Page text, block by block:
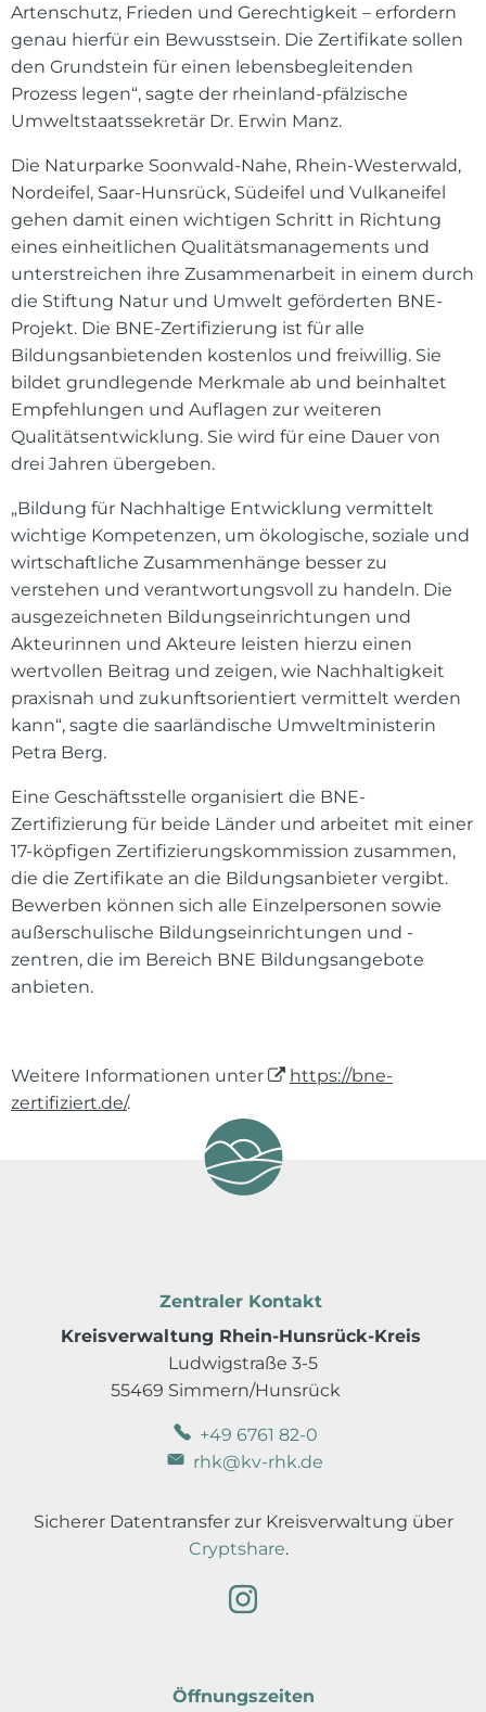
Artenschutz, Frieden und Gerechtigkeit – erfordern
genau hierfür ein Bewusstsein. Die Zertifikate sollen
den Grundstein für einen lebensbegleitenden
Prozess legen“, sagte der rheinland-pfälzische
Umweltstaatssekretär Dr. Erwin Manz.
Die Naturparke Soonwald-Nahe, Rhein-Westerwald,
Nordeifel, Saar-Hunsrück, Südeifel und Vulkaneifel
gehen damit einen wichtigen Schritt in Richtung
eines einheitlichen Qualitätsmanagements und
unterstreichen ihre Zusammenarbeit in einem durch
die Stiftung Natur und Umwelt geförderten BNE-
Projekt. Die BNE-Zertifizierung ist für alle
Bildungsanbietenden kostenlos und freiwillig. Sie
bildet grundlegende Merkmale ab und beinhaltet
Empfehlungen und Auflagen zur weiteren
Qualitätsentwicklung. Sie wird für eine Dauer von
drei Jahren übergeben.
„Bildung für Nachhaltige Entwicklung vermittelt
wichtige Kompetenzen, um ökologische, soziale und
wirtschaftliche Zusammenhänge besser zu
verstehen und verantwortungsvoll zu handeln. Die
ausgezeichneten Bildungseinrichtungen und
Akteurinnen und Akteure leisten hierzu einen
wertvollen Beitrag und zeigen, wie Nachhaltigkeit
praxisnah und zukunftsorientiert vermittelt werden
kann“, sagte die saarländische Umweltministerin
Petra Berg.
Eine Geschäftsstelle organisiert die BNE-
Zertifizierung für beide Länder und arbeitet mit einer
17-köpfigen Zertifizierungskommission zusammen,
die die Zertifikate an die Bildungsanbieter vergibt.
Bewerben können sich alle Einzelpersonen sowie
außerschulische Bildungseinrichtungen und -
zentren, die im Bereich BNE Bildungsangebote
anbieten.
Weitere Informationen unter
https://bne-
zertifiziert.de/.
Zentraler Kontakt
Kreisverwaltung Rhein-Hunsrück-Kreis
Ludwigstraße 3-5
55469 Simmern/Hunsrück
+49 6761 82-0
rhk@kv-rhk.de
Sicherer Datentransfer zur Kreisverwaltung über
Cryptshare.
Öffnungszeiten